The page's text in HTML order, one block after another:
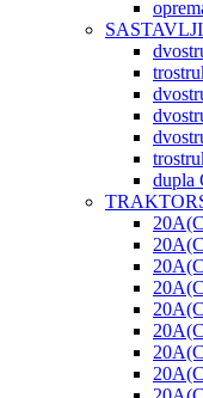
dupla